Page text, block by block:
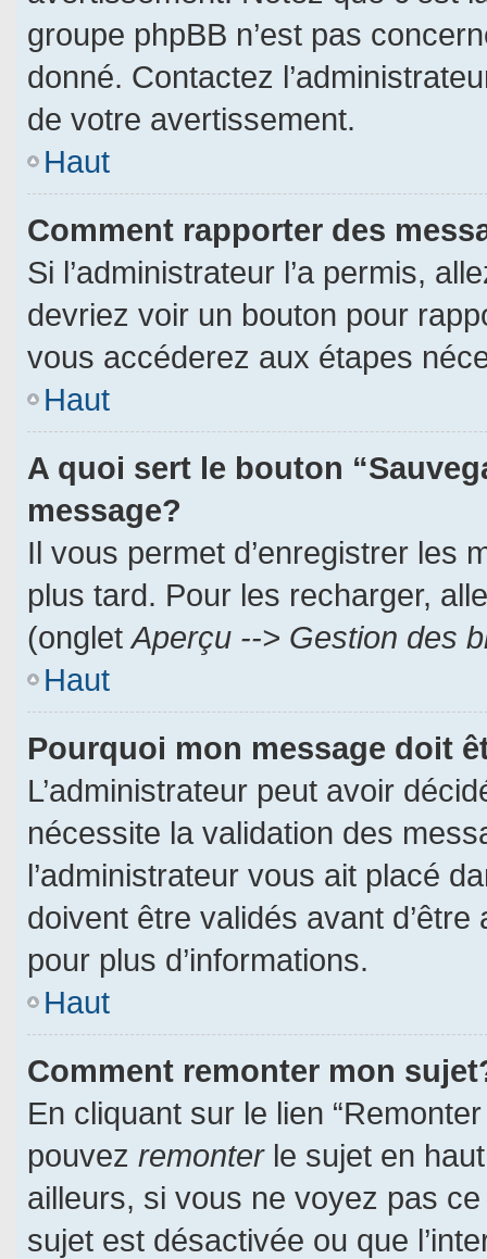
groupe phpBB n’est pas
donné. Contactez
de votre avertissement.
Haut
Comment rapporter des
Si l’administrateur l’a permis,
devriez voir un bouton pour
vous accéderez aux étapes
Haut
A quoi sert le bouton
message?
Il vous permet d’enregistrer les
plus tard. Pour les recharger,
(ongletAperçu --> Gestion des
Haut
Pourquoi mon message doit
L’administrateur peut avoir
nécessite la validation des
l’administrateur vous ait placé
doivent être validés avant
pour plus d’informations.
Haut
Comment remonter mon
En cliquant sur le lien
pouvez remonterle sujet en
ailleurs, si vous ne voyez pas
sujet est désactivée ou que